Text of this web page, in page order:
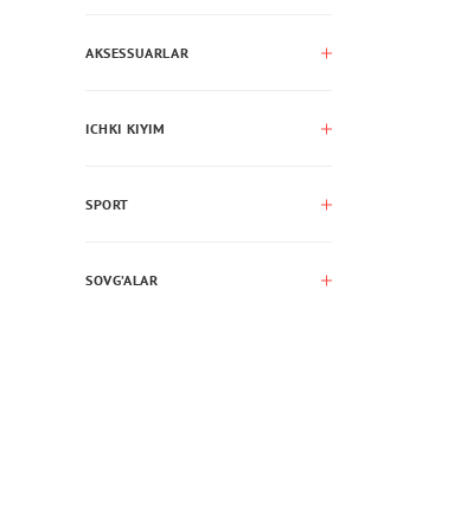
AKSESSUARLAR
ICHKI KIYIM
SPORT
SOVG’ALAR